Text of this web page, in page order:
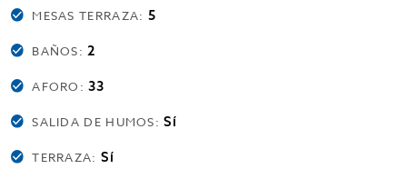
MESAS TERRAZA: 5
BAÑOS:2
AFORO:33
SALIDA DE HUMOS:Sí
TERRAZA: Sí